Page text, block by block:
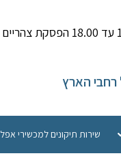
רחבי הארץ
שירות תיקונים למכשירי אפל